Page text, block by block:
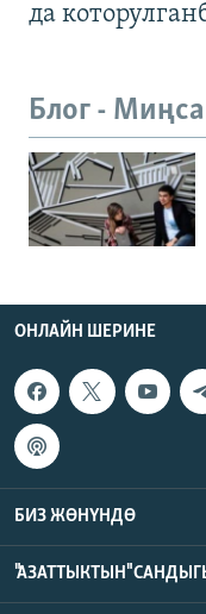
да
Блог -
ОНЛАЙН ШЕРИНЕ
БИЗ ЖӨНҮНДӨ
"АЗАТТЫКТЫН"